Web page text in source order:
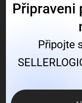
Připraveni
Připojte